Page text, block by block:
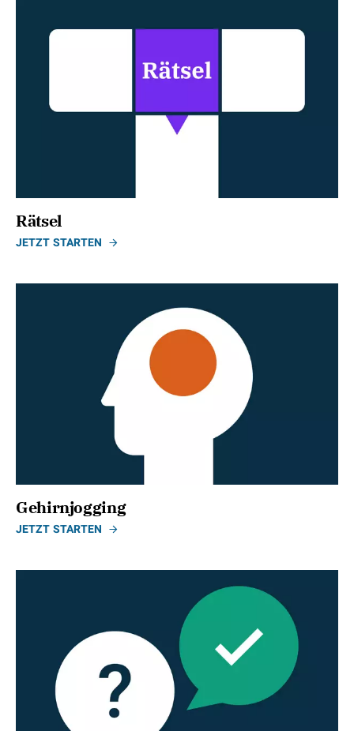
Rätsel
JETZT STARTEN
Gehirnjogging
JETZT STARTEN